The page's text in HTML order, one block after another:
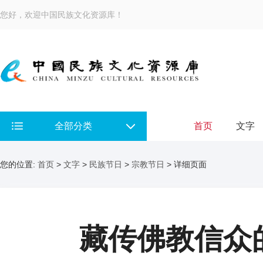
您好，欢迎中国民族文化资源库！
全部分类 首页 文字
您的位置: 首页 > 文字 > 民族节日 > 宗教节日 > 详细页面
藏传佛教信众